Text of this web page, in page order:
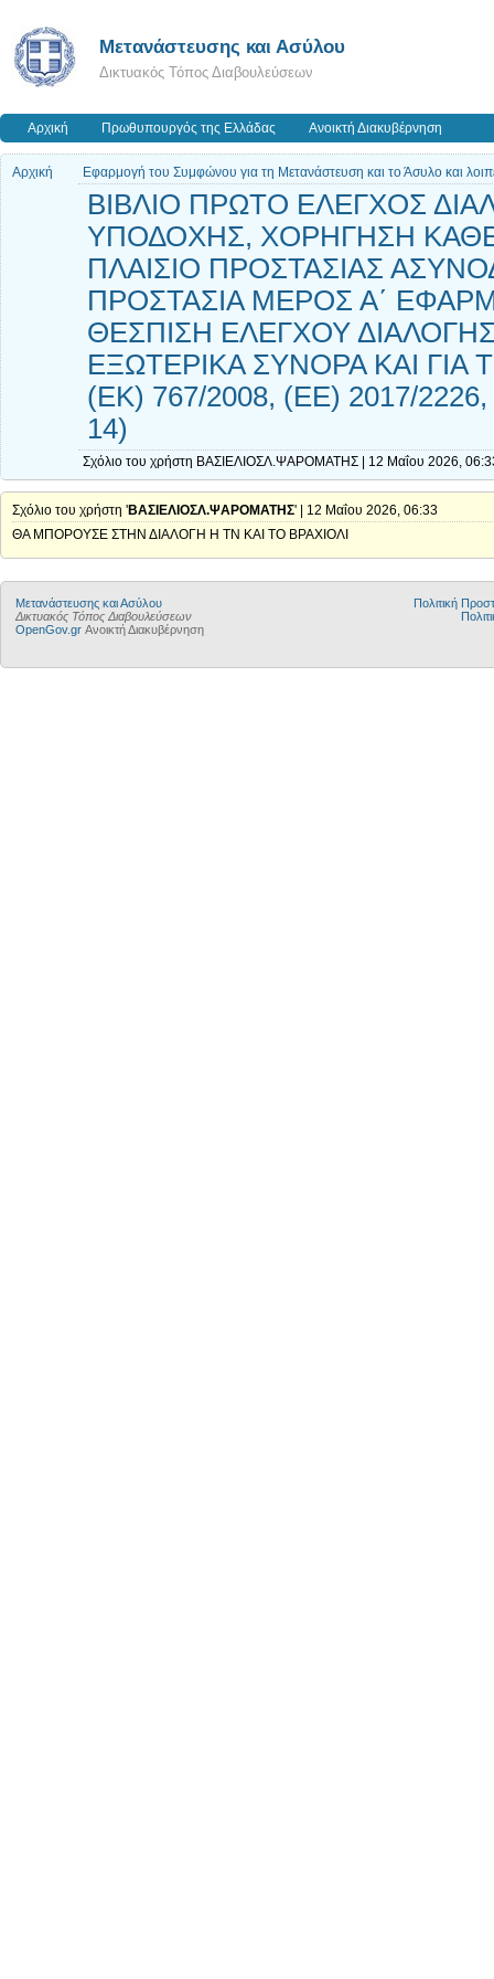
Μετανάστευσης και Ασύλου
Δικτυακός Τόπος Διαβουλεύσεων
Αρχική Πρωθυπουργός της Ελλάδας Ανοικτή Διακυβέρνηση
Αρχική Εφαρμογή του Συμφώνου για τη Μετανάστευση και το Άσυλο και
ΒΙΒΛΙΟ ΠΡΩΤΟ ΕΛΕΓΧΟΣ
ΥΠΟΔΟΧΗΣ, ΧΟΡΗΓΗΣΗ
ΠΛΑΙΣΙΟ ΠΡΟΣΤΑΣΙΑΣ
ΠΡΟΣΤΑΣΙΑ ΜΕΡΟΣ Α΄
ΘΕΣΠΙΣΗ ΕΛΕΓΧΟΥ
ΕΞΩΤΕΡΙΚΑ ΣΥΝΟΡΑ ΚΑΙ
(ΕΚ) 767/2008, (ΕΕ) 2017/
14)
Σχόλιο του χρήστη ΒΑΣΙΕΛΙΟΣΛ.ΨΑΡΟΜΑΤΗΣ | 12 Μαΐου 2026,
Σχόλιο του χρήστη 'ΒΑΣΙΕΛΙΟΣΛ.ΨΑΡΟΜΑΤΗΣ' | 12 Μαΐου 2026, 06:33
ΘΑ ΜΠΟΡΟΥΣΕ ΣΤΗΝ ΔΙΑΛΟΓΗ Η ΤΝ ΚΑΙ ΤΟ ΒΡΑΧΙΟΛΙ
Μετανάστευσης και Ασύλου
Δικτυακός Τόπος Διαβουλεύσεων
OpenGov.gr Ανοικτή Διακυβέρνηση
Πολιτική